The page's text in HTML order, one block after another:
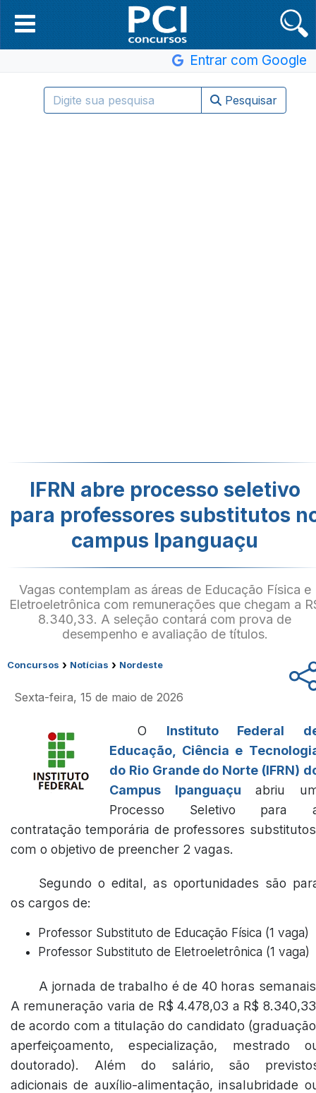
Entrar com Google
Pesquisar
IFRN abre processo seletivo
para professores substitutos
campus Ipanguaçu
Vagas contemplam as áreas de Educação Física e
Eletroeletrônica com remunerações que chegam a
8.340,33. A seleção contará com prova de
desempenho e avaliação de títulos.
Concursos › Notícias › Nordeste
Sexta-feira, 15 de maio de 2026
O Instituto Federal
Educação, Ciência e
do Rio Grande do Norte (IFRN)
Campus Ipanguaçu abriu
Processo Seletivo para
contratação temporária de professores
com o objetivo de preencher 2 vagas.
Segundo o edital, as oportunidades são
os cargos de:
Professor Substituto de Educação Física (1 vaga)
Professor Substituto de Eletroeletrônica (1 vaga)
A jornada de trabalho é de 40 horas
A remuneração varia de R$ 4.478,03 a R$
de acordo com a titulação do candidato
aperfeiçoamento, especialização, mestrado
doutorado). Além do salário, são
adicionais de auxílio-alimentação, insalubridade